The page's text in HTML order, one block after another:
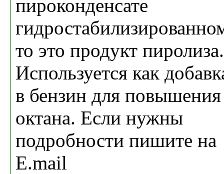
пироконденсате
то это продукт пиролиза.
Используется как
в бензин для повышения
октана. Если нужны
подробности пишите на
E.mail